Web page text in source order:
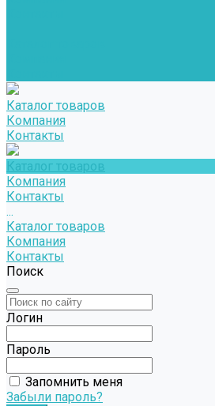
Каталог товаров
Компания
Контакты
Каталог товаров
Компания
Контакты
...
Каталог товаров
Компания
Контакты
Поиск
Логин
Пароль
Запомнить меня
Забыли пароль?